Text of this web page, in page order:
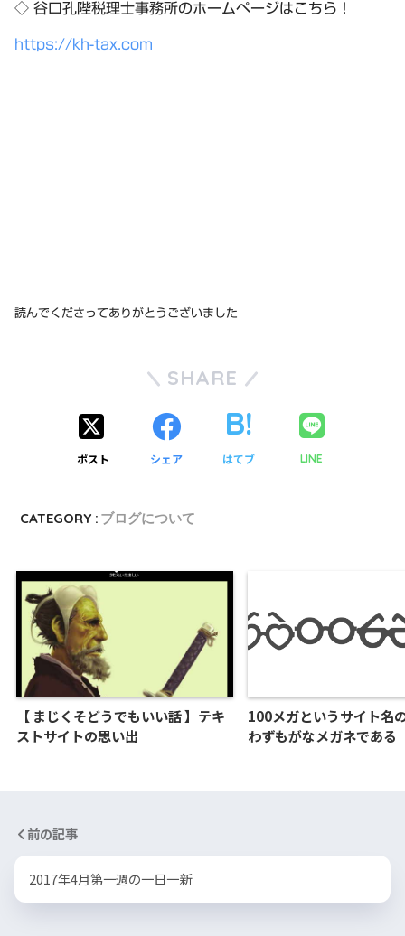
◇ 谷口孔陛税理士事務所のホームページはこちら！
https://kh-tax.com
読んでくださってありがとうございました
SHARE
ポスト シェア はてブ LINE
CATEGORY : ブログについて
【 まじくそどうでもいい話 】テキ
ストサイトの思い出
100メガというサイト
わずもがなメガネである
前の記事
2017年4月第一週の一日一新